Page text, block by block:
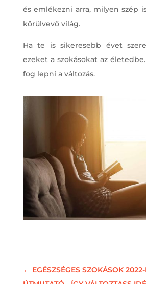
és emlékezni arra, milyen szép
körülvevő világ.
Ha te is sikeresebb évet
ezeket a szokásokat az
fog lepni a változás.
← EGÉSZSÉGES SZOKÁSOK